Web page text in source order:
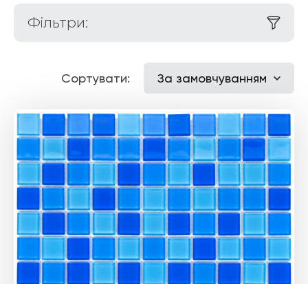
Фільтри:
Сортувати: За замовчуванням